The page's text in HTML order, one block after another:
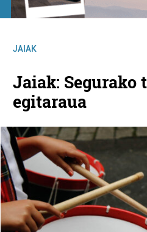
JAIAK
Jaiak: Segurako
egitaraua